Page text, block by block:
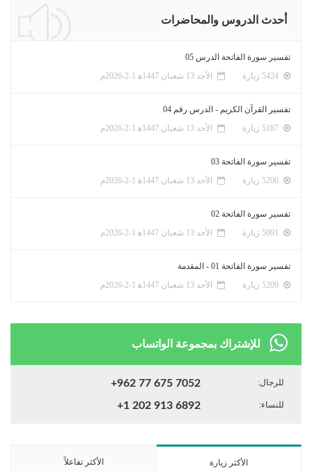
أحدث الدروس والمحاضرات
تفسير سورة الفاتحة الدرس 05
الأحد 13 شعبان 1447ﻫ 1-2-2026م
تفسير القرآن الكريم - الدرس رقم 04
الأحد 13 شعبان 1447ﻫ 1-2-2026م
تفسير سورة الفاتحة 03
الأحد 13 شعبان 1447ﻫ 1-2-2026م
تفسير سورة الفاتحة 02
الأحد 13 شعبان 1447ﻫ 1-2-2026م
تفسير سورة الفاتحة 01 - المقدمة
الأحد 13 شعبان 1447ﻫ 1-2-2026م
للإشتراك بمجموعة الواتساب
للرجال: +962 77 675 7052
للنساء: +1 202 913 6892
الأكثر زيارة الأكثر تفاعلاً